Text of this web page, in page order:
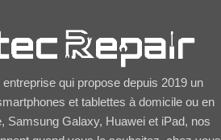
qui propose depuis 2019 un
et tablettes à domicile ou en
Samsung Galaxy, Huawei et iPad, nos